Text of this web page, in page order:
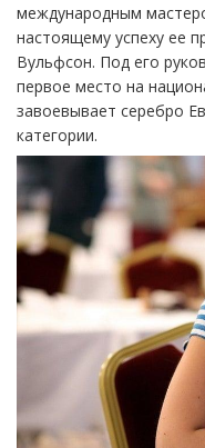
международным
настоящему успеху ее
Вульфсон. Под его
первое место на
завоевывает серебро
категории.